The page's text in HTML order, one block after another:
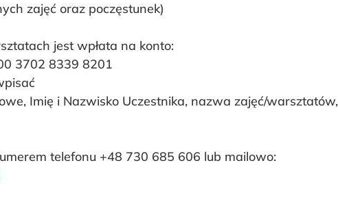
zajęć oraz poczęstunek)
jest wpłata na konto:
3702 8339 8201
Imię i Nazwisko Uczestnika, nazwa zajęć/warsztatów,
telefonu +48 730 685 606 lub mailowo: